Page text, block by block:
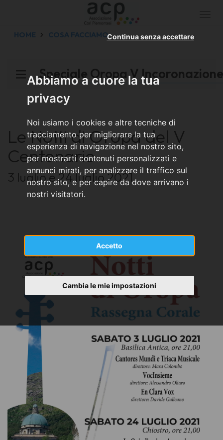
Abbiamo a cuore la tua
privacy
Noi usiamo i cookies e altre tecniche di
tracciamento per migliorare la tua
esperienza di navigazione nel nostro sito,
per mostrarti contenuti personalizzati e
annunci mirati, per analizzare il traffico sul
nostro sito, e per capire da dove arrivano i
nostri visitatori.
Accetto
Continua senza accettare
Cambia le mie impostazioni
HOME COSA FACCIAMO
Speciale Oropa V Incoronazione
Le Notti di Oropa del V
Centenario
3 luglio e 24 luglio 2021